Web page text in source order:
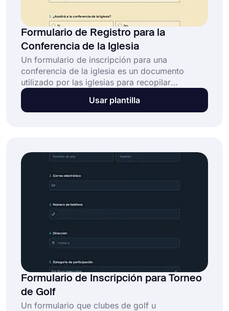
Formulario de Registro para la
Conferencia de la Iglesia
Un formulario de inscripción para una
conferencia de la iglesia es un documento
utilizado por las iglesias para recopilar
información de las personas que desean
participar en una conferencia u otro evento.
Usar plantilla
Formulario de Inscripción para Torneo
de Golf
Un formulario que clubes de golf u